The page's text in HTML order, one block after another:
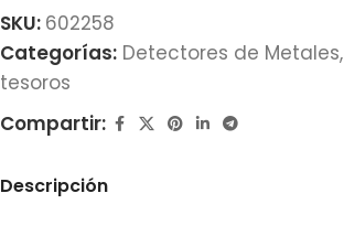
SKU: 602258
Categorías: Detectores de Metales,
tesoros
Compartir:
Descripción